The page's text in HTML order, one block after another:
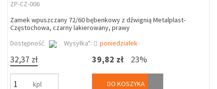
ZP-CZ-006
Zamek wpuszczany 72/60 bębenkowy z dźwignią Metalplast-
Częstochowa, czarny lakierowany, prawy
Dostępność
Wysyłka*: poniedziałek
32,37 zł
kpl
39,82 zł 23%
DO KOSZYKA